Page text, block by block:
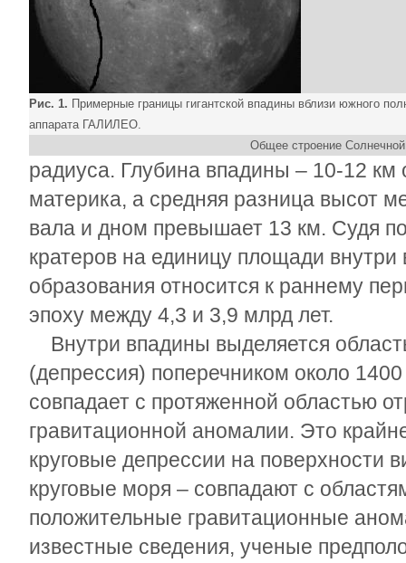
Рис. 1. Примерные границы гигантской впадины вблизи южного
аппарата ГАЛИЛЕО.
Общее строение
радиуса. Глубина впадины – 10-12 км
материка, а средняя разница высот
вала и дном превышает 13 км. Судя
кратеров на единицу площади
образования относится к раннему
эпоху между 4,3 и 3,9 млрд лет.
Внутри впадины выделяется
(депрессия) поперечником около
совпадает с протяженной областью
гравитационной аномалии. Это
круговые депрессии на поверхности
круговые моря – совпадают с
положительные гравитационные
известные сведения, ученые